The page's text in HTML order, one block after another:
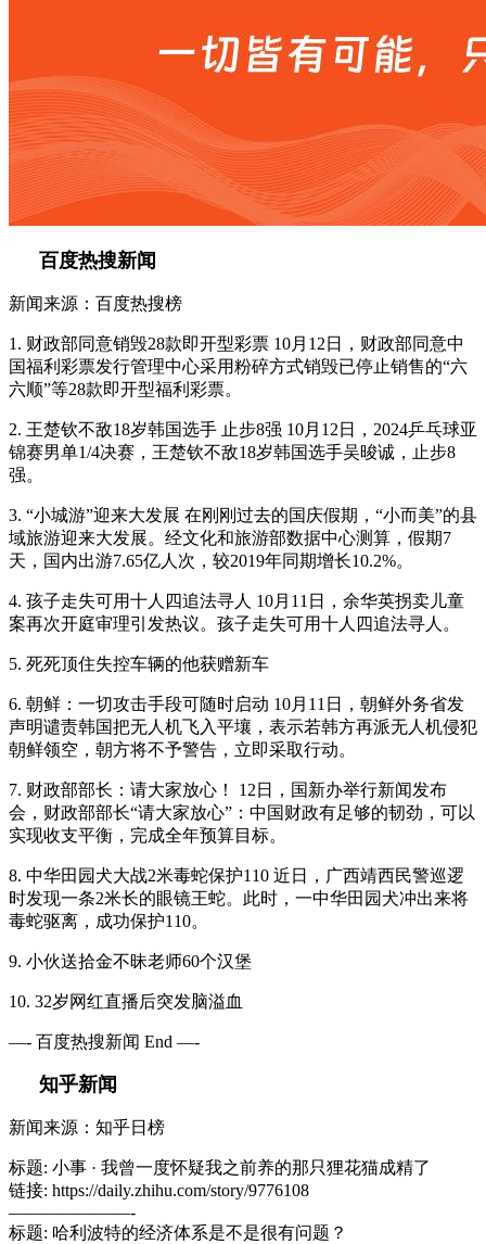
百度热搜新闻
新闻来源：百度热搜榜
1. 财政部同意销毁28款即开型彩票 10月12日，财政部同意中
国福利彩票发行管理中心采用粉碎方式销毁已停止销售的“六
六顺”等28款即开型福利彩票。
2. 王楚钦不敌18岁韩国选手 止步8强 10月12日，2024乒乓球亚
锦赛男单1/4决赛，王楚钦不敌18岁韩国选手吴晙诚，止步8
强。
3. “小城游”迎来大发展 在刚刚过去的国庆假期，“小而美”的县
域旅游迎来大发展。经文化和旅游部数据中心测算，假期7
天，国内出游7.65亿人次，较2019年同期增长10.2%。
4. 孩子走失可用十人四追法寻人 10月11日，余华英拐卖儿童
案再次开庭审理引发热议。孩子走失可用十人四追法寻人。
5. 死死顶住失控车辆的他获赠新车
6. 朝鲜：一切攻击手段可随时启动 10月11日，朝鲜外务省发
声明谴责韩国把无人机飞入平壤，表示若韩方再派无人机侵犯
朝鲜领空，朝方将不予警告，立即采取行动。
7. 财政部部长：请大家放心！ 12日，国新办举行新闻发布
会，财政部部长“请大家放心”：中国财政有足够的韧劲，可以
实现收支平衡，完成全年预算目标。
8. 中华田园犬大战2米毒蛇保护110 近日，广西靖西民警巡逻
时发现一条2米长的眼镜王蛇。此时，一中华田园犬冲出来将
毒蛇驱离，成功保护110。
9. 小伙送拾金不昧老师60个汉堡
10. 32岁网红直播后突发脑溢血
—- 百度热搜新闻 End —-
知乎新闻
新闻来源：知乎日榜
标题: 小事 · 我曾一度怀疑我之前养的那只狸花猫成精了
链接: https://daily.zhihu.com/story/9776108
———————-
标题: 哈利波特的经济体系是不是很有问题？